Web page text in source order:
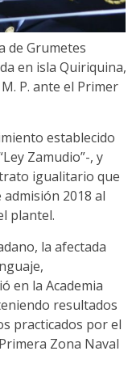
de Grumetes
en isla Quiriquina,
P. ante el Primer
establecido
Zamudio”-, y
igualitario que
2018 al
plantel.
la afectada
en la Academia
resultados
practicados por el
Zona Naval